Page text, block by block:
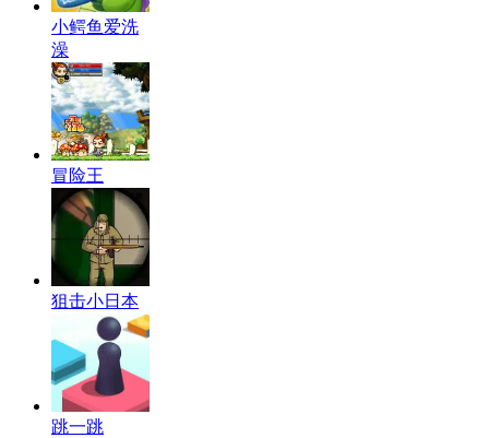
小鳄鱼爱洗
澡
冒险王
狙击小日本
跳一跳